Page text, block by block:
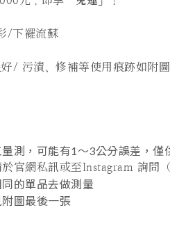
/下襬流蘇
/ 污漬、修補等使用痕跡如附圖
量測，可能有1～3公分誤差，僅
官網私訊或至Instagram 詢問
的單品去做測量
圖最後一張